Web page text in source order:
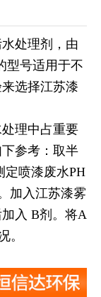
处理剂，由
型号适用于不
选择江苏漆
理中占重要
参考：取半
定喷漆废水PH
加入江苏漆雾
入 B剂。将A
。